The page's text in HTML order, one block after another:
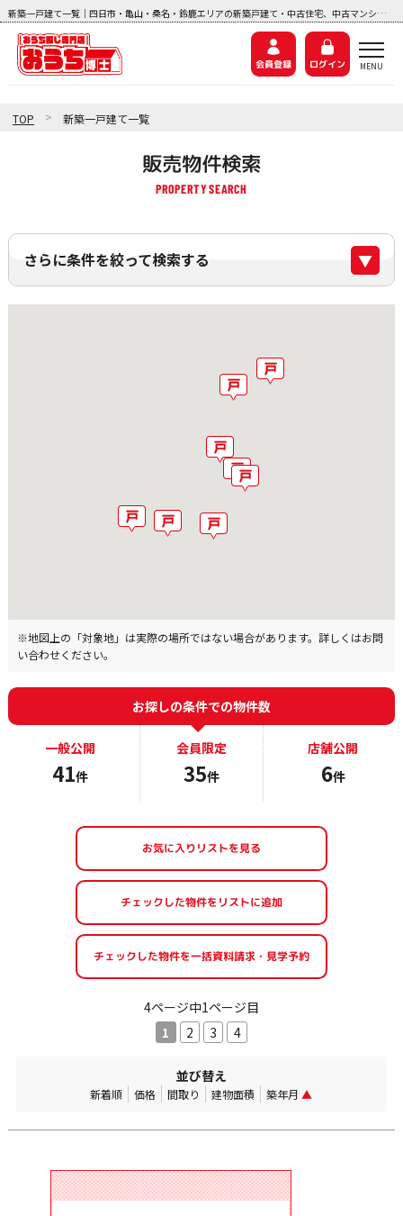
新築一戸建て一覧｜四日市・亀山・桑名・鈴鹿エリアの新築戸建て・中古住宅、中古マンション、土地探しなら『おうち博士ナビ』
会員登録 ログイン
TOP > 新築一戸建て一覧
販売物件検索
さらに条件を絞って検索する
※地図上の「対象地」は実際の場所ではない場合があります。詳しくはお問
い合わせください。
お探しの条件での物件数
一般公開
41件
会員限定
35件
店舗公開
6件
お気に入りリストを見る
4ページ中1ページ目
1
2 3 4
並び替え
新着順 価格 間取り 建物面積 築年月 ▲